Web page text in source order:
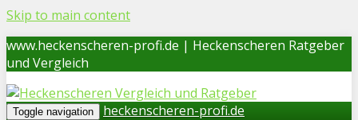
Skip to main content
www.heckenscheren-profi.de | Heckenscheren Ratgeber
und Vergleich
Toggle navigation
heckenscheren-profi.de